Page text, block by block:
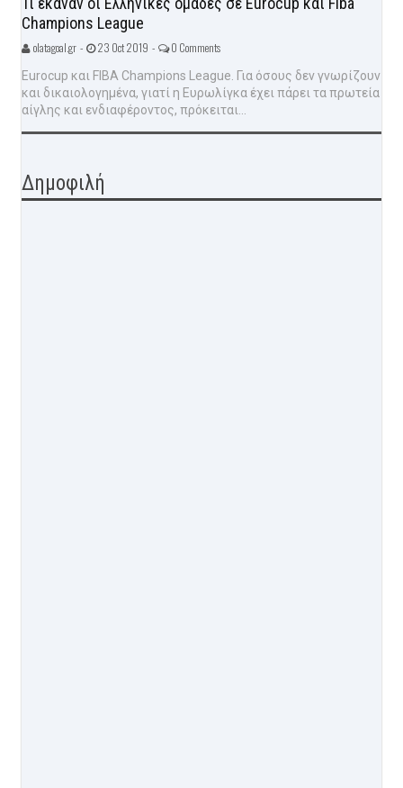
Champions League
olatagoal.gr - 23 Oct 2019 - 0 Comments
Eurocup και FIBA Champions League. Για όσους δεν γνωρίζουν
και δικαιολογημένα, γιατί η Ευρωλίγκα έχει πάρει τα πρωτεία
αίγλης και ενδιαφέροντος, πρόκειται...
Δημοφιλή